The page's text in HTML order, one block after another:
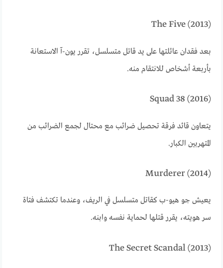
The Five (2013)
بعد فقدان عائلتها على يد قاتل متسلسل، تقرر يون-آ الاستعانة
بأربعة أشخاص للانتقام منه.
Squad 38 (2016)
يتعاون قائد فرقة تحصيل ضرائب مع محتال لجمع الضرائب من
المتهربين الكبار.
Murderer (2014)
يعيش جو هيو-ب كقاتل متسلسل في الريف، وعندما تكتشف فتاة
سر هويته، يقرر قتلها لحماية نفسه وابنه.
The Secret Scandal (2013)